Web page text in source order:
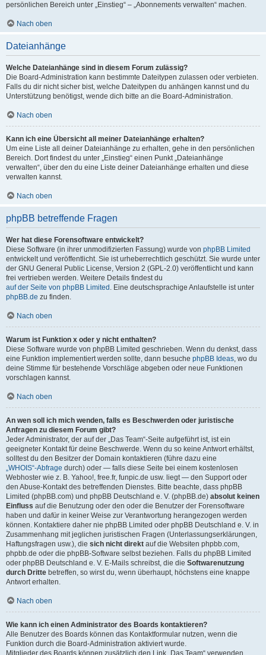
persönlichen Bereich unter „Einstieg“ – „Abonnements verwalten“ machen.
Nach oben
Dateianhänge
Welche Dateianhänge sind in diesem Forum zulässig?
Die Board-Administration kann bestimmte Dateitypen zulassen oder verbieten.
Falls du dir nicht sicher bist, welche Dateitypen du anhängen kannst und du
Unterstützung benötigst, wende dich bitte an die Board-Administration.
Nach oben
Kann ich eine Übersicht all meiner Dateianhänge erhalten?
Um eine Liste all deiner Dateianhänge zu erhalten, gehe in den persönlichen
Bereich. Dort findest du unter „Einstieg“ einen Punkt „Dateianhänge
verwalten“, über den du eine Liste deiner Dateianhänge erhalten und diese
verwalten kannst.
Nach oben
phpBB betreffende Fragen
Wer hat diese Forensoftware entwickelt?
Diese Software (in ihrer unmodifizierten Fassung) wurde von phpBB Limited
entwickelt und veröffentlicht. Sie ist urheberrechtlich geschützt. Sie wurde unter
der GNU General Public License, Version 2 (GPL-2.0) veröffentlicht und kann
frei vertrieben werden. Weitere Details findest du
auf der Seite von phpBB Limited . Eine deutschsprachige Anlaufstelle ist unter
phpBB.de zu finden.
Nach oben
Warum ist Funktion x oder y nicht enthalten?
Diese Software wurde von phpBB Limited geschrieben. Wenn du denkst, dass
eine Funktion implementiert werden sollte, dann besuche phpBB Ideas, wo du
deine Stimme für bestehende Vorschläge abgeben oder neue Funktionen
vorschlagen kannst.
Nach oben
An wen soll ich mich wenden, falls es Beschwerden oder juristische
Anfragen zu diesem Forum gibt?
Jeder Administrator, der auf der „Das Team“-Seite aufgeführt ist, ist ein
geeigneter Kontakt für deine Beschwerde. Wenn du so keine Antwort erhältst,
solltest du den Besitzer der Domain kontaktieren (führe dazu eine
„WHOIS“-Abfrage durch) oder — falls diese Seite bei einem kostenlosen
Webhoster wie z. B. Yahoo!, free.fr, funpic.de usw. liegt — den Support oder
den Abuse-Kontakt des betreffenden Dienstes. Bitte beachte, dass phpBB
Limited (phpBB.com) und phpBB Deutschland e. V. (phpBB.de) absolut keinen
Einfluss auf die Benutzung oder den oder die Benutzer der Forensoftware
haben und dafür in keiner Weise zur Verantwortung herangezogen werden
können. Kontaktiere daher nie phpBB Limited oder phpBB Deutschland e. V. in
Zusammenhang mit jeglichen juristischen Fragen (Unterlassungserklärungen,
Haftungsfragen usw.), die sich nicht direkt auf die Websiten phpbb.com,
phpbb.de oder die phpBB-Software selbst beziehen. Falls du phpBB Limited
oder phpBB Deutschland e. V. E-Mails schreibst, die die Softwarenutzung
durch Dritte betreffen, so wirst du, wenn überhaupt, höchstens eine knappe
Antwort erhalten.
Nach oben
Wie kann ich einen Administrator des Boards kontaktieren?
Alle Benutzer des Boards können das Kontaktformular nutzen, wenn die
Funktion durch die Board-Administration aktiviert wurde.
Mitglieder des Boards können zusätzlich den Link „Das Team“ verwenden.